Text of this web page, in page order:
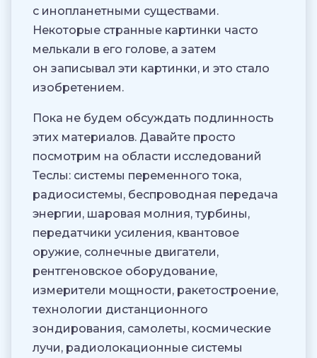
с инопланетными существами.
Некоторые странные картинки часто
мелькали в его голове, а затем
он записывал эти картинки, и это стало
изобретением.
Пока не будем обсуждать подлинность
этих материалов. Давайте просто
посмотрим на области исследований
Теслы: системы переменного тока,
радиосистемы, беспроводная передача
энергии, шаровая молния, турбины,
передатчики усиления, квантовое
оружие, солнечные двигатели,
рентгеновское оборудование,
измерители мощности, ракетостроение,
технологии дистанционного
зондирования, самолеты, космические
лучи, радиолокационные системы